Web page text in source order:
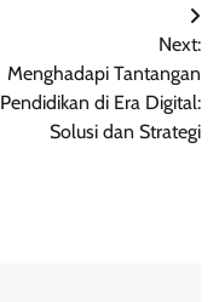
Next:
Menghadapi Tantangan
Pendidikan di Era Digital:
Solusi dan Strategi